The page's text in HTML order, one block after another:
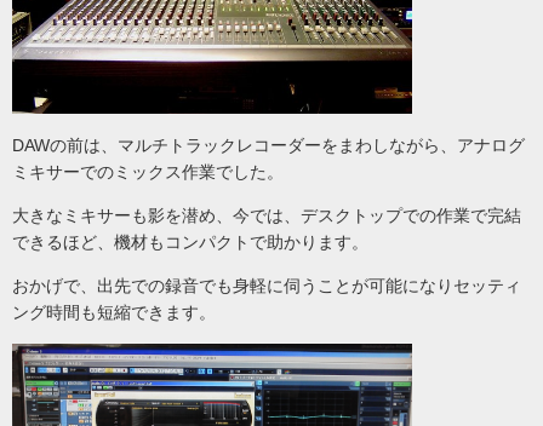
DAWの前は、マルチトラックレコーダーをまわしながら、アナログ
ミキサーでのミックス作業でした。
大きなミキサーも影を潜め、今では、デスクトップでの作業で完結
できるほど、機材もコンパクトで助かります。
おかげで、出先での録音でも身軽に伺うことが可能になりセッティ
ング時間も短縮できます。